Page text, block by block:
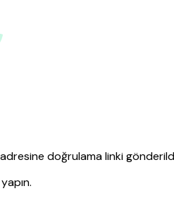
doğrulama linki